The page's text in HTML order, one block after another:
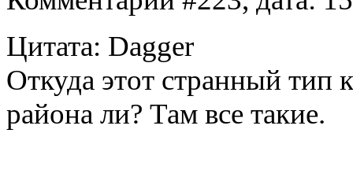
Цитата: Dagger
Откуда этот странный тип
района ли? Там все такие.